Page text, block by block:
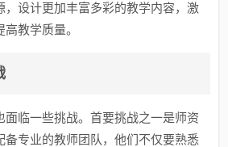
，设计更加丰富多彩的教学内容，激
教学质量。
面临一些挑战。首要挑战之一是师资
备专业的教师团队，他们不仅要熟悉